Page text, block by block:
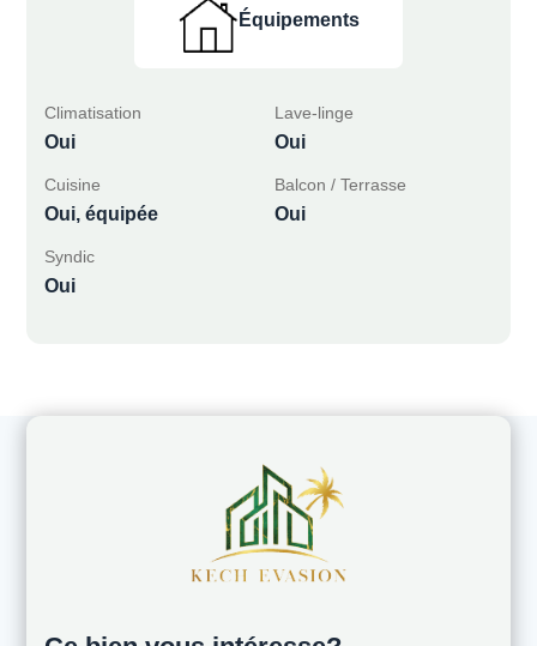
Équipements
Climatisation
Oui
Lave-linge
Oui
Cuisine
Oui, équipée
Balcon / Terrasse
Oui
Syndic
Oui